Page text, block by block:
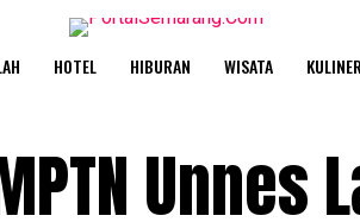
HOTEL HIBURAN WISATA KULINER
Unnes